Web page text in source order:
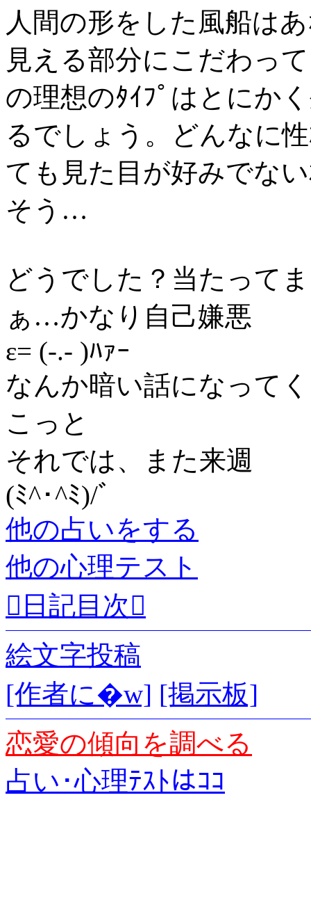
人間の形をした風船は
見える部分にこだわっ
の理想のﾀｲﾌﾟはとにか
るでしょう。どんなに
ても見た目が好みでな
そう…
どうでした？当たって
ぁ…かなり自己嫌悪
ε= (-.- )ﾊｧｰ
なんか暗い話になって
こっと
それでは、また来週
(ﾐ^･^ﾐ)/ﾞ
他の占いをする
他の心理テスト
日記目次
絵文字投稿
[作者に�w] [掲示板]
恋愛の傾向を調べる
占い･心理ﾃｽﾄはｺｺ